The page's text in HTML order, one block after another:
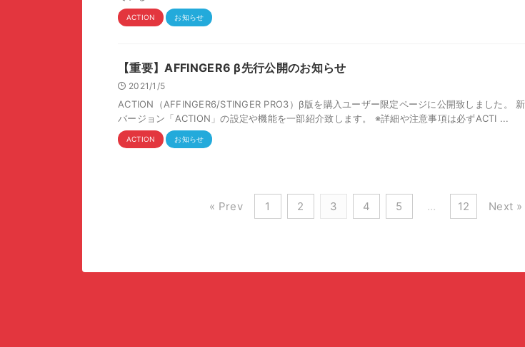
ACTION お知らせ
【重要】AFFINGER6 β先行公開のお知らせ
2021/1/5
ACTION（AFFINGER6/STINGER PRO3）β版を購入ユーザー限定ページに公開致しました。 新
バージョン「ACTION」の設定や機能を一部紹介致します。 ※詳細や注意事項は必ずACTI ...
ACTION お知らせ
« Prev 1 2 3 4 5 … 12 Next »